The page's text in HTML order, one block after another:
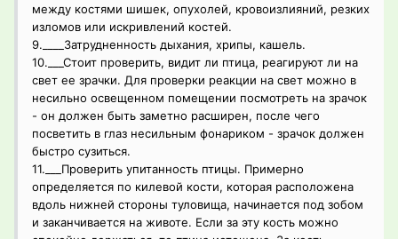
между костями шишек, опухолей, кровоизлияний, резких
изломов или искривлений костей.
9.____Затрудненность дыхания, хрипы, кашель.
10.___Стоит проверить, видит ли птица, реагируют ли на
свет ее зрачки. Для проверки реакции на свет можно в
несильно освещенном помещении посмотреть на зрачок
- он должен быть заметно расширен, после чего
посветить в глаз несильным фонариком - зрачок должен
быстро сузиться.
11.___Проверить упитанность птицы. Примерно
определяется по килевой кости, которая расположена
вдоль нижней стороны туловища, начинается под зобом
и заканчивается на животе. Если за эту кость можно